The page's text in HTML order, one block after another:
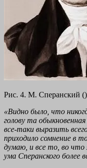
Рис. 4. М. Сперанский ()
«Видно было, что
голову та
все-таки выразить
приходило сомнение в
думаю, и все то, во
ума Сперанского более